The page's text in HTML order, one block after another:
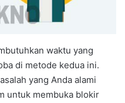
waktu yang
di metode kedua ini.
yang Anda alami
untuk membuka blokir